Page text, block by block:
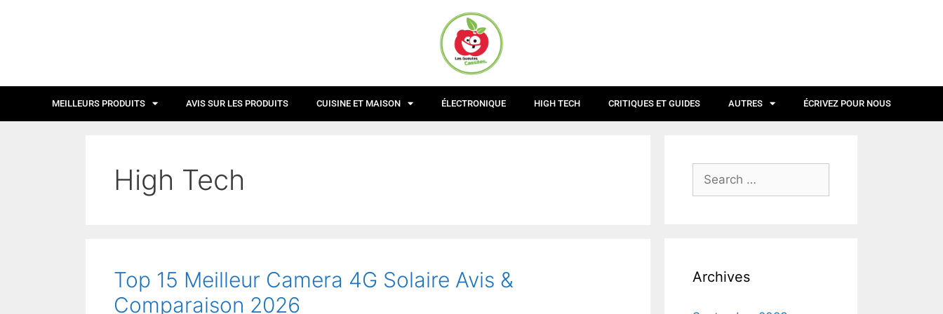
MEILLEURS PRODUITS AVIS SUR LES PRODUITS CUISINE ET MAISON ÉLECTRONIQUE HIGH TECH CRITIQUES ET GUIDES AUTRES ÉCRIVEZ POUR NOUS
High Tech
Top 15 Meilleur Camera 4G Solaire Avis &
Comparaison 2026
Archives